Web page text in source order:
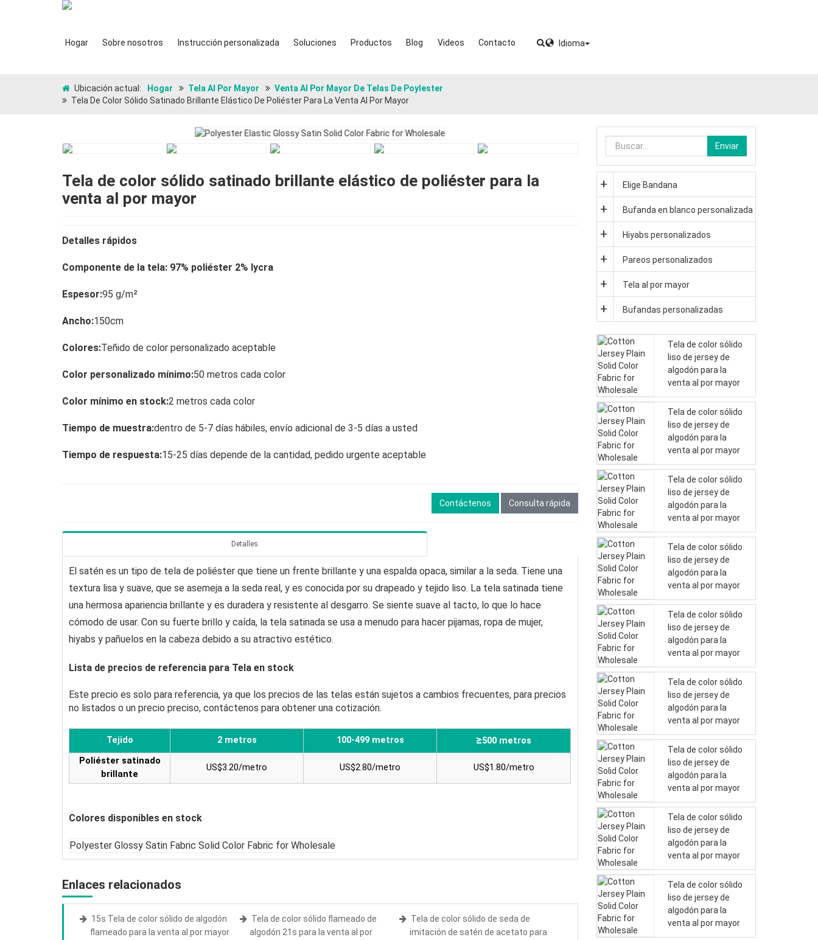
Hogar Sobre nosotros Instrucción personalizada Soluciones Productos Blog Videos Contacto Idioma
Ubicación actual: Hogar Tela Al Por Mayor
Venta Al Por Mayor De Telas De Poylester
Tela De Color Sólido Satinado Brillante Elástico De Poliéster Para La Venta Al Por Mayor
Tela de color sólido satinado brillante elástico de poliéster para la
venta al por mayor
Detalles rápidos
Componente de la tela: 97% poliéster 2% lycra
Espesor:95 g/m²
Ancho:150cm
Colores:Teñido de color personalizado aceptable
Color personalizado mínimo:50 metros cada color
Color mínimo en stock:2 metros cada color
Tiempo de muestra:dentro de 5-7 días hábiles, envío adicional de 3-5 días a usted
Tiempo de respuesta:15-25 días depende de la cantidad, pedido urgente aceptable
Contáctenos Consulta rápida
Detalles
El satén es un tipo de tela de poliéster que tiene un frente brillante y una espalda opaca, similar a la seda. Tiene una
textura lisa y suave, que se asemeja a la seda real, y es conocida por su drapeado y tejido liso. La tela satinada tiene
una hermosa apariencia brillante y es duradera y resistente al desgarro. Se siente suave al tacto, lo que lo hace
cómodo de usar. Con su fuerte brillo y caída, la tela satinada se usa a menudo para hacer pijamas, ropa de mujer,
hiyabs y pañuelos en la cabeza debido a su atractivo estético.
Lista de precios de referencia para Tela en stock
Este precio es solo para referencia, ya que los precios de las telas están sujetos a cambios frecuentes, para precios
no listados o un precio preciso, contáctenos para obtener una cotización.
Tejido 2 metros 100-499 metros ≥500 metros
Poliéster satinado
brillante
US$3.20/metro US$2.80/metro US$1.80/metro
Colores disponibles en stock
Enlaces relacionados
15s Tela de color sólido de algodón
flameado para la venta al por mayor
Tela de color sólido flameado de
algodón 21s para la venta al por
Tela de color sólido de seda de
imitación de satén de acetato para
Enviar
Elige Bandana
Bufanda en blanco personalizada
Hiyabs personalizados
Pareos personalizados
Tela al por mayor
Bufandas personalizadas
Tela de color sólido
liso de jersey de
algodón para la
venta al por mayor
Tela de color sólido
liso de jersey de
algodón para la
venta al por mayor
Tela de color sólido
liso de jersey de
algodón para la
venta al por mayor
Tela de color sólido
liso de jersey de
algodón para la
venta al por mayor
Tela de color sólido
liso de jersey de
algodón para la
venta al por mayor
Tela de color sólido
liso de jersey de
algodón para la
venta al por mayor
Tela de color sólido
liso de jersey de
algodón para la
venta al por mayor
Tela de color sólido
liso de jersey de
algodón para la
venta al por mayor
Tela de color sólido
liso de jersey de
algodón para la
venta al por mayor